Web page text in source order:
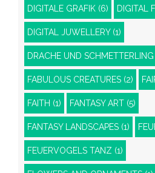
DIGITALE GRAFIK (6) DIGITAL
DIGITAL JUWELLERY(1)
DRACHE UND SCHMETTERLING
FABULOUS CREATURES (2)
FAITH (1) FANTASY ART (5)
FANTASY LANDSCAPES (1)
FEUERVOGELS TANZ (1)